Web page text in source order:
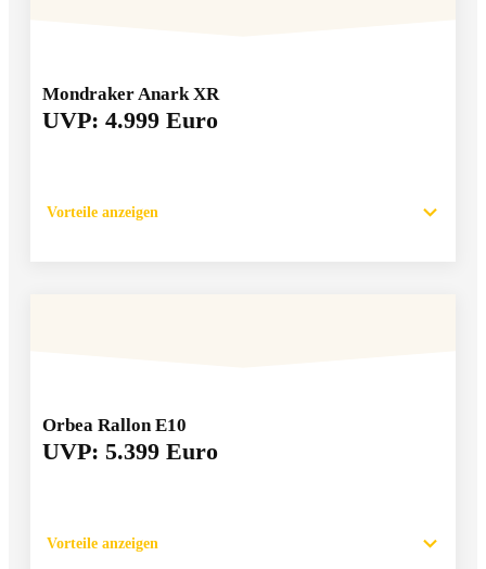
Mondraker Anark XR
UVP: 4.999 Euro
Vorteile anzeigen
Orbea Rallon E10
UVP: 5.399 Euro
Vorteile anzeigen